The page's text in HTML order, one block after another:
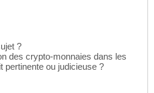
?
des crypto-monnaies dans les
pertinente ou judicieuse ?